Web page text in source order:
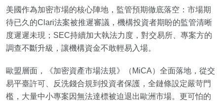
美國作為加密市場的核心陣地，監管預期徹底落空：市場期
待已久的Clari法案被推遲審議，機構投資者期盼的監管清晰
度遲遲未現；SEC持續加大執法力度，對交易所、專案方的
調查不斷升級，讓機構資金不敢輕易入場。
歐盟層面，《加密資產市場法規》（MiCA）全面落地，從交
易平臺許可、反洗錢合規到投資者保護，全鏈條設定嚴苛門
檻，大量中小專案因無法達標被迫退出歐洲市場。更可怕的